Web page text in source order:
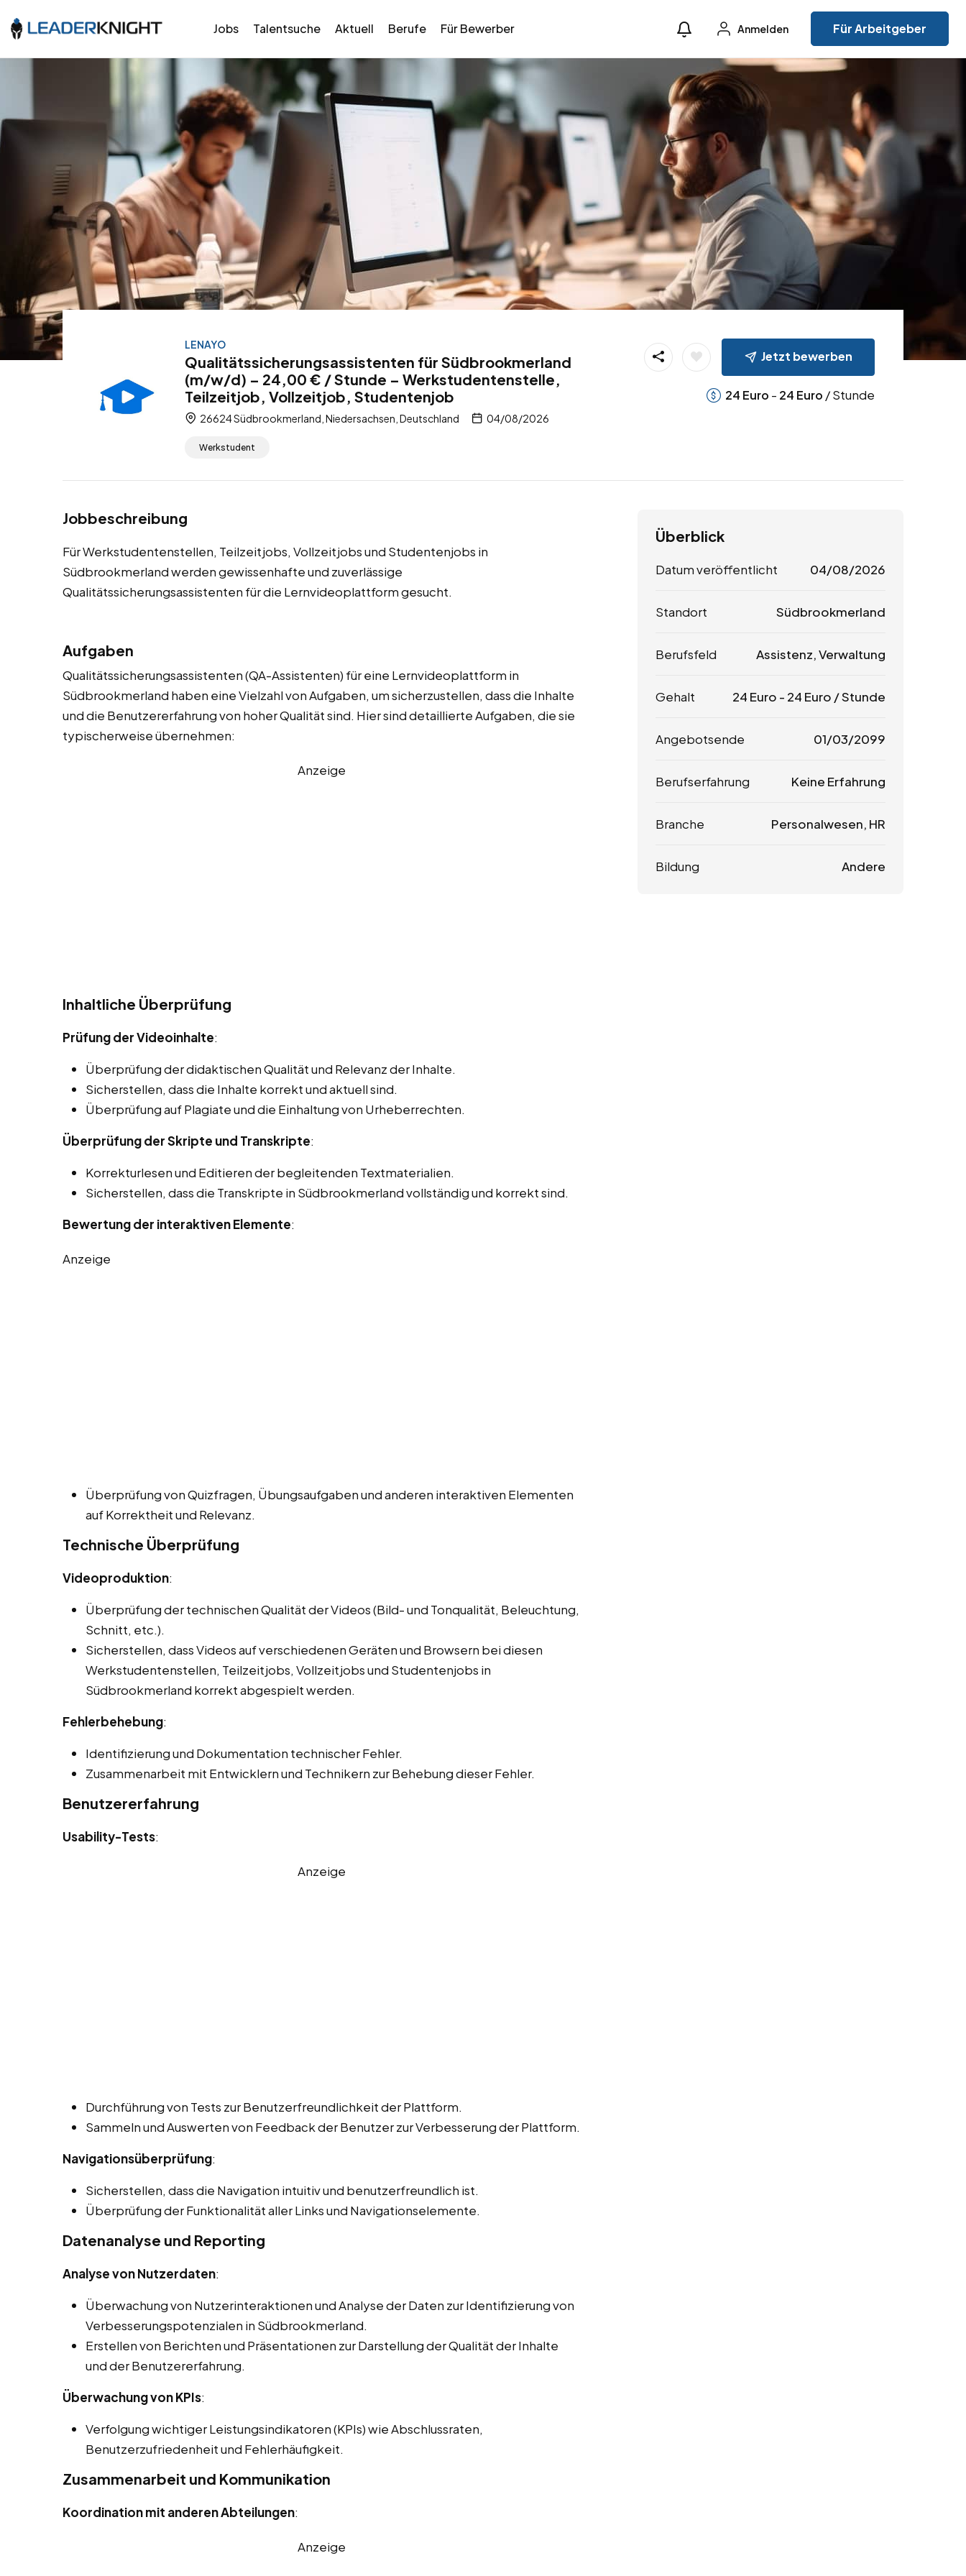
Jobs Talentsuche Aktuell Berufe Für Bewerber Anmelden Für Arbeitgeber
LENAYO
Qualitätssicherungsassistenten für Südbrookmerland
(m/w/d) – 24,00 € / Stunde – Werkstudentenstelle,
Teilzeitjob, Vollzeitjob, Studentenjob
26624 Südbrookmerland, Niedersachsen, Deutschland 04/08/2026
Werkstudent
Jetzt bewerben
24 Euro - 24 Euro / Stunde
Jobbeschreibung
Für Werkstudentenstellen, Teilzeitjobs, Vollzeitjobs und Studentenjobs in
Südbrookmerland werden gewissenhafte und zuverlässige
Qualitätssicherungsassistenten für die Lernvideoplattform gesucht.
Aufgaben
Qualitätssicherungsassistenten (QA-Assistenten) für eine Lernvideoplattform in
Südbrookmerland haben eine Vielzahl von Aufgaben, um sicherzustellen, dass die Inhalte
und die Benutzererfahrung von hoher Qualität sind. Hier sind detaillierte Aufgaben, die sie
typischerweise übernehmen:
Anzeige
Inhaltliche Überprüfung
Prüfung der Videoinhalte:
Überprüfung der didaktischen Qualität und Relevanz der Inhalte.
Sicherstellen, dass die Inhalte korrekt und aktuell sind.
Überprüfung auf Plagiate und die Einhaltung von Urheberrechten.
Überprüfung der Skripte und Transkripte:
Korrekturlesen und Editieren der begleitenden Textmaterialien.
Sicherstellen, dass die Transkripte in Südbrookmerland vollständig und korrekt sind.
Bewertung der interaktiven Elemente:
Anzeige
Überprüfung von Quizfragen, Übungsaufgaben und anderen interaktiven Elementen
auf Korrektheit und Relevanz.
Technische Überprüfung
Videoproduktion:
Überprüfung der technischen Qualität der Videos (Bild- und Tonqualität, Beleuchtung,
Schnitt, etc.).
Sicherstellen, dass Videos auf verschiedenen Geräten und Browsern bei diesen
Werkstudentenstellen, Teilzeitjobs, Vollzeitjobs und Studentenjobs in
Südbrookmerland korrekt abgespielt werden.
Fehlerbehebung:
Identifizierung und Dokumentation technischer Fehler.
Zusammenarbeit mit Entwicklern und Technikern zur Behebung dieser Fehler.
Benutzererfahrung
Usability-Tests:
Anzeige
Durchführung von Tests zur Benutzerfreundlichkeit der Plattform.
Sammeln und Auswerten von Feedback der Benutzer zur Verbesserung der Plattform.
Navigationsüberprüfung:
Sicherstellen, dass die Navigation intuitiv und benutzerfreundlich ist.
Überprüfung der Funktionalität aller Links und Navigationselemente.
Datenanalyse und Reporting
Analyse von Nutzerdaten:
Überwachung von Nutzerinteraktionen und Analyse der Daten zur Identifizierung von
Verbesserungspotenzialen in Südbrookmerland.
Erstellen von Berichten und Präsentationen zur Darstellung der Qualität der Inhalte
und der Benutzererfahrung.
Überwachung von KPIs:
Verfolgung wichtiger Leistungsindikatoren (KPIs) wie Abschlussraten,
Benutzerzufriedenheit und Fehlerhäufigkeit.
Zusammenarbeit und Kommunikation
Koordination mit anderen Abteilungen:
Anzeige
Überblick
Datum veröffentlicht 04/08/2026
Standort Südbrookmerland
Berufsfeld Assistenz, Verwaltung
Gehalt 24 Euro - 24 Euro / Stunde
Angebotsende 01/03/2099
Berufserfahrung Keine Erfahrung
Branche Personalwesen, HR
Bildung Andere